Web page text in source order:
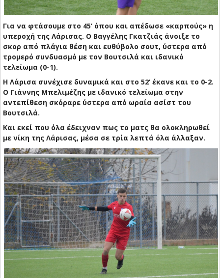
Για να φτάσουμε στο 45’ όπου και απέδωσε «καρπούς» η
υπεροχή της Λάρισας. Ο Βαγγέλης Γκατζιάς άνοιξε το
σκορ από πλάγια θέση και ευθύβολο σουτ, ύστερα από
τρομερό συνδυασμό με τον Βουτσιλά και ιδανικό
τελείωμα (0-1).
Η Λάρισα συνέχισε δυναμικά και στο 52’ έκανε και το 0-2.
Ο Γιάννης Μπελιμέζης με ιδανικό τελείωμα στην
αντεπίθεση σκόραρε ύστερα από ωραία ασίστ του
Βουτσιλά.
Και εκεί που όλα έδειχναν πως το ματς θα ολοκληρωθεί
με νίκη της Λάρισας, μέσα σε τρία λεπτά όλα άλλαξαν.